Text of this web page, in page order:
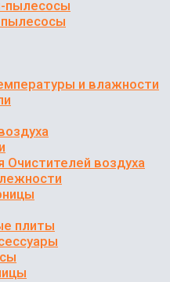
пылесосы
и влажности
воздуха
плиты